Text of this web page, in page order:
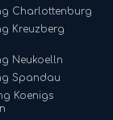
Charlottenburg
Kreuzberg
Neukoelln
Spandau
Koenigs